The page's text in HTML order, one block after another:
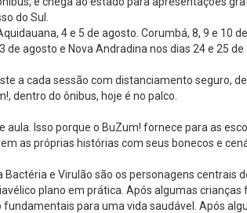
do Sul.
4 e 5 de agosto. Corumbá, 8, 9 e 10
de agosto e Nova Andradina nos dias 24 e 25 de
a cada sessão com distanciamento seguro,
dentro do ônibus, hoje é no palco.
Isso porque o BuZum! fornece para as
as próprias histórias com seus bonecos e
e Virulão são os personagens
plano em prática. Após algumas
para uma vida saudável. Após